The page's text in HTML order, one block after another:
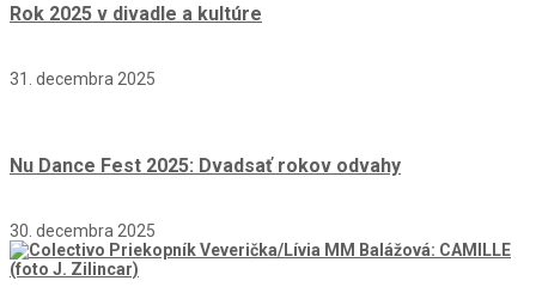
Rok 2025 v divadle a kultúre
31. decembra 2025
Nu Dance Fest 2025: Dvadsať rokov odvahy
30. decembra 2025